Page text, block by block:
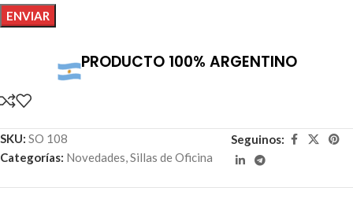
PRODUCTO 100% ARGENTINO
SKU: SO 108
Categorías: Novedades,Sillas de Oficina
Seguinos: